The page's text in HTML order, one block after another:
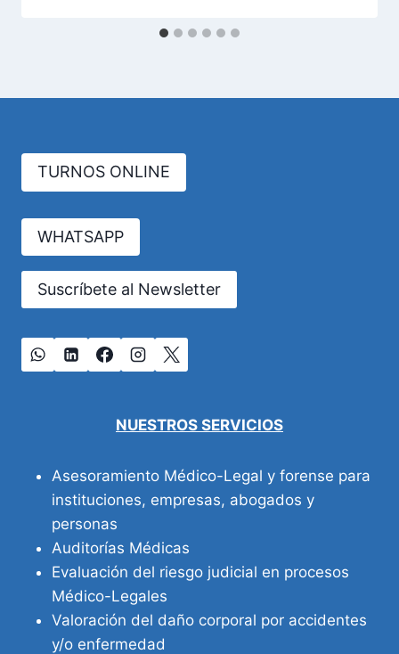
TURNOS ONLINE
WHATSAPP
Suscríbete al Newsletter
NUESTROS SERVICIOS
Asesoramiento Médico-Legal y forense para
instituciones, empresas, abogados y
personas
Auditorías Médicas
Evaluación del riesgo judicial en procesos
Médico-Legales
Valoración del daño corporal por accidentes
y/o enfermedad